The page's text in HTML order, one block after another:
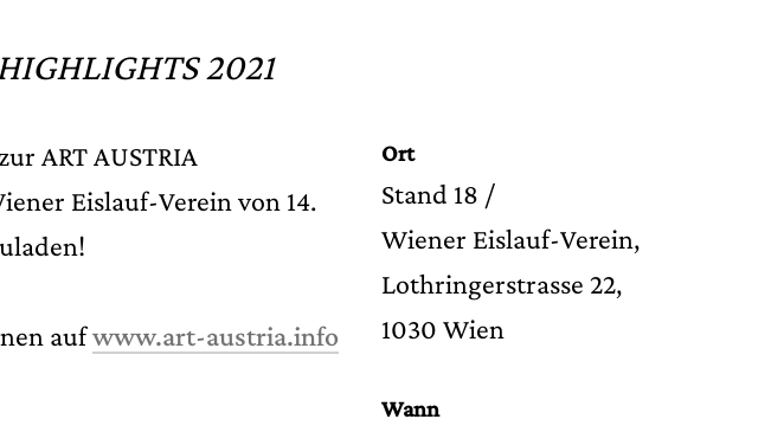
small & Flowers & Circles & Pop & Swinging Circles
2021
ART AUSTRIA
Eislauf-Verein von 14.
aufwww.art-austria.info
Ort
Stand 18 /
Wiener Eislauf-Verein,
Lothringerstrasse 22,
1030 Wien
Wann